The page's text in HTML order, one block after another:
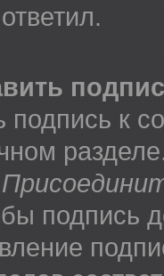
подпись к
подпись